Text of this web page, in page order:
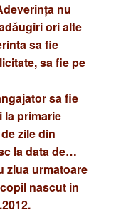
nu
ori alte
sa fie
sa fie pe
sa fie
la primarie
zile din
la data de…
ziua urmatoare
nascut in